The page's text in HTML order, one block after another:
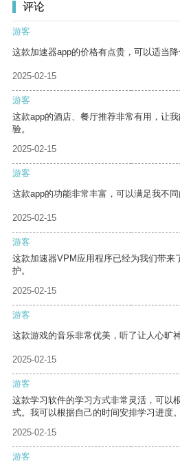
评论
游客
这款加速器app的价格有点贵，可以适当降
2025-02-15
游客
这款app的酒店、餐厅推荐非常有用，让
验。
2025-02-15
游客
这款app的功能非常丰富，可以满足我不同
2025-02-15
游客
这款加速器VPM应用程序已经为我们带来
护。
2025-02-15
游客
这款游戏的音乐非常优美，听了让人心旷神
2025-02-15
游客
这款学习软件的学习方式非常灵活，可以
式。我可以根据自己的时间安排学习进度。
2025-02-15
游客